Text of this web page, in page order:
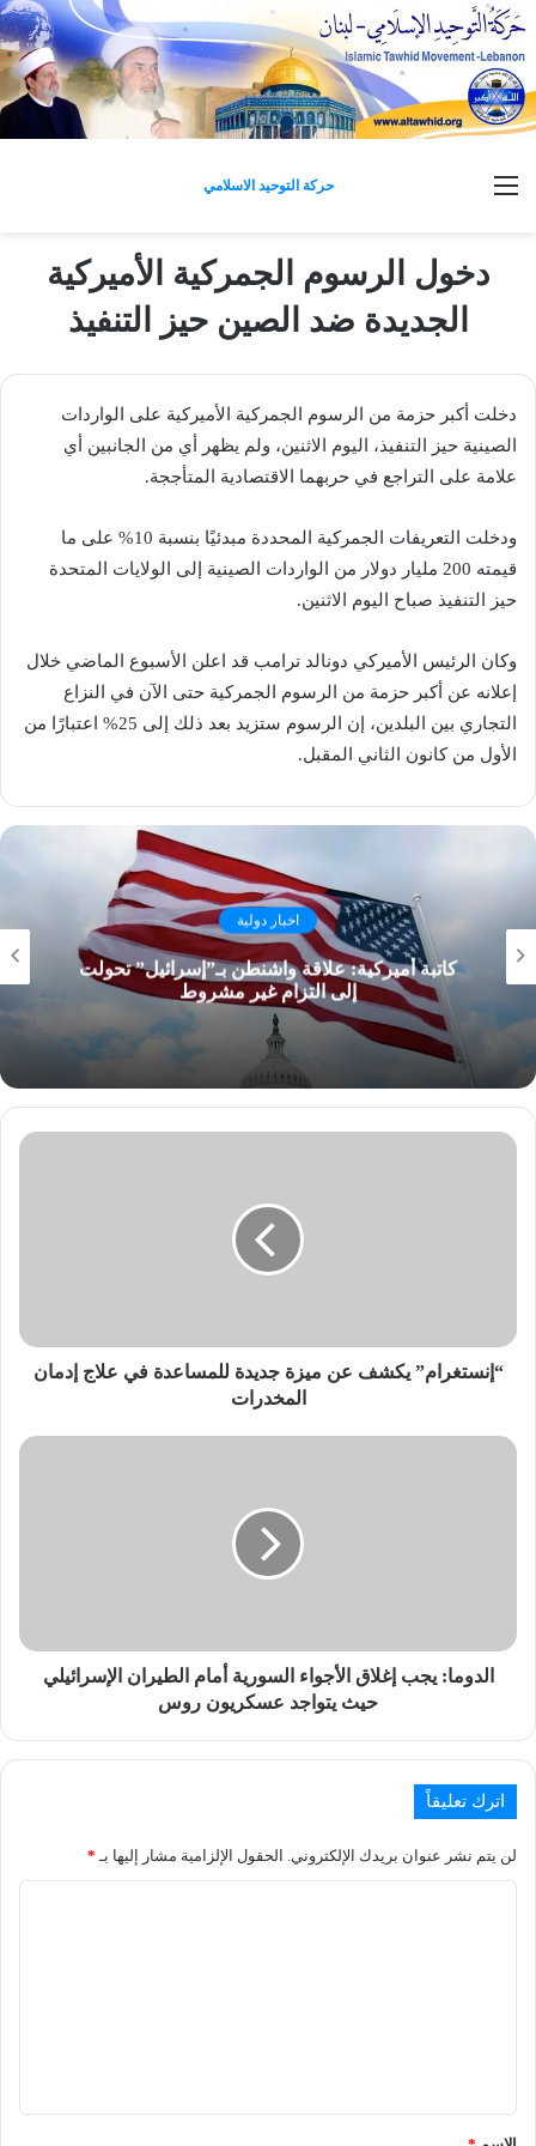
حركة التوحيد الاسلامي
دخول الرسوم الجمركية الأميركية
الجديدة ضد الصين حيز التنفيذ
دخلت أكبر حزمة من الرسوم الجمركية الأميركية على الواردات
الصينية حيز التنفيذ، اليوم الاثنين، ولم يظهر أي من الجانبين أي
علامة على التراجع في حربهما الاقتصادية المتأججة.
ودخلت التعريفات الجمركية المحددة مبدئيًا بنسبة 10% على ما
قيمته 200 مليار ​دولار​ من الواردات الصينية إلى ​الولايات المتحدة​
حيز التنفيذ صباح اليوم الاثنين.
وكان الرئيس الأميركي دونالد ترامب قد اعلن الأسبوع الماضي خلال
إعلانه عن أكبر حزمة من الرسوم الجمركية حتى الآن في النزاع
التجاري بين البلدين، إن الرسوم ستزيد بعد ذلك إلى 25% اعتبارًا من
الأول من كانون الثاني المقبل.
اخبار دولية
كاتبة أميركية: علاقة واشنطن بـ”إسرائيل” تحولت
إلى التزام غير مشروط
“إنستغرام” يكشف عن ميزة جديدة للمساعدة في علاج إدمان
المخدرات
الدوما: يجب إغلاق الأجواء السورية أمام الطيران الإسرائيلي
حيث يتواجد عسكريون روس
اترك تعليقاً
لن يتم نشر عنوان بريدك الإلكتروني. الحقول الإلزامية مشار إليها بـ *